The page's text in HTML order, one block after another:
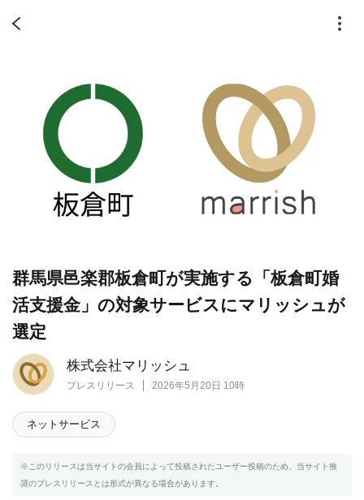
株式会社マリッシュ
プレスリリース 2026年5月20日 10時
群馬県邑楽郡板倉町が実施する「板倉町婚
活支援金」の対象サービスにマリッシュが
選定
ネットサービス
※このリリースは当サイトの会員によって投稿されたユーザー投稿のため、当サイト推
奨のプレスリリースとは形式が異なる場合があります。